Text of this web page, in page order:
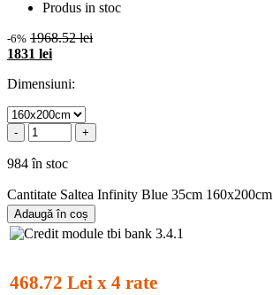
Produs in stoc
-6% 1968.52 lei
1831 lei
Dimensiuni:
- +
984 în stoc
Cantitate Saltea Infinity Blue 35cm 160x200cm
Adaugă în coș
468.72 Lei x 4 rate